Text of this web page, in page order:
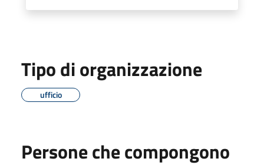
Tipo di organizzazione
ufficio
Persone che compongono